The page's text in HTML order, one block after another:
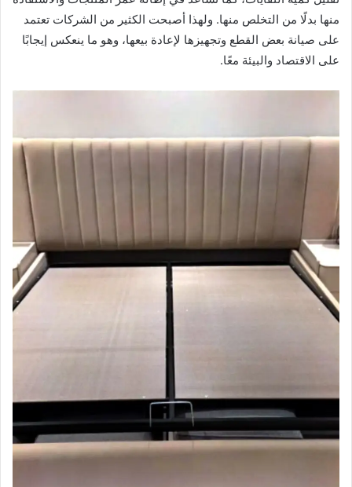
منها بدلًا من التخلص منها. ولهذا أصبحت الكثير من الشركات تعتمد
على صيانة بعض القطع وتجهيزها لإعادة بيعها، وهو ما ينعكس إيجابًا
على الاقتصاد والبيئة معًا.